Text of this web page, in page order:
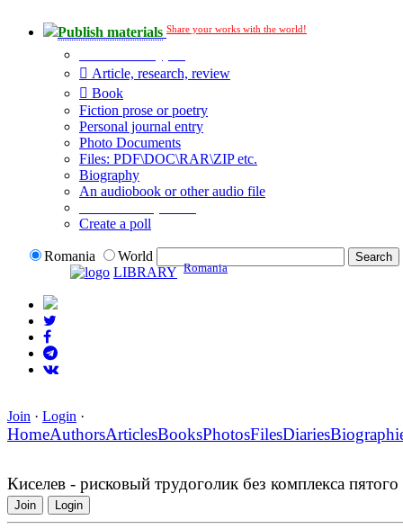
Publish materials Share your works with the world!
Article, research, review
Book
Fiction prose or poetry
Personal journal entry
Photo Documents
Files: PDF\DOC\RAR\ZIP etc.
Biography
An audiobook or other audio file
Create a poll
Romania
World
LIBRARY Romania
Join · Login ·
HomeAuthorsArticlesBooksPhotosFilesDiaries
Киселев - рисковый трудоголик без комплекса пятого
Join Login